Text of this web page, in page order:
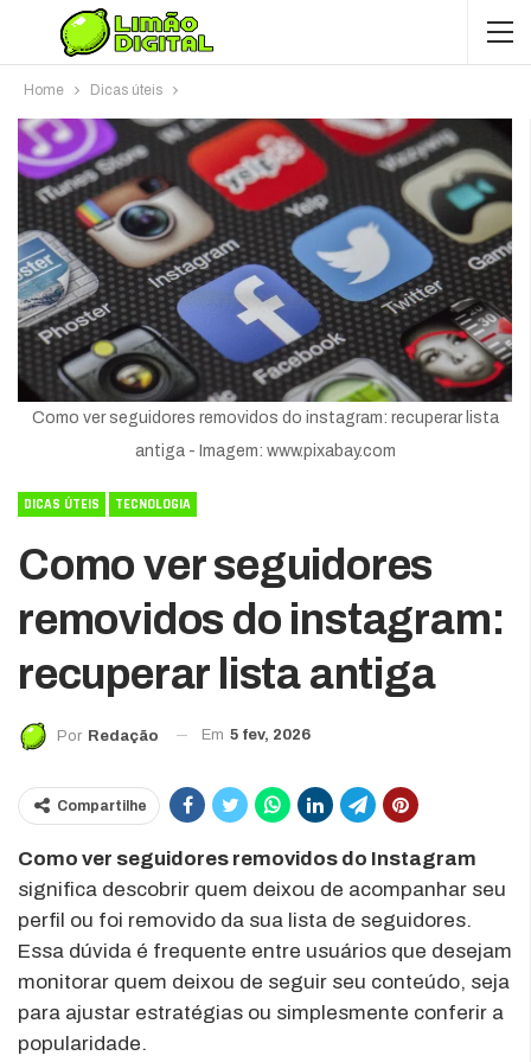
Home Dicas úteis
Como ver seguidores removidos do instagram: recuperar lista
antiga - Imagem: www.pixabay.com
DICAS ÚTEIS TECNOLOGIA
Como ver seguidores
removidos do instagram:
recuperar lista antiga
Por Redação Em 5 fev, 2026
Compartilhe
Como ver seguidores removidos do Instagram
significa descobrir quem deixou de acompanhar seu
perfil ou foi removido da sua lista de seguidores.
Essa dúvida é frequente entre usuários que desejam
monitorar quem deixou de seguir seu conteúdo, seja
para ajustar estratégias ou simplesmente conferir a
popularidade.